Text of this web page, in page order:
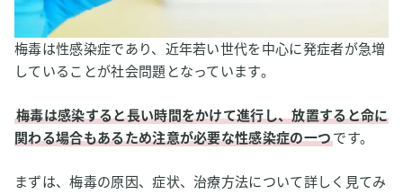
梅毒は性感染症であり、近年若い世代を中心に発症者が急増
していることが社会問題となっています。
梅毒は感染すると長い時間をかけて進行し、放置すると命に
関わる場合もあるため注意が必要な性感染症の一つです。
まずは、梅毒の原因、症状、治療方法について詳しく見てみ